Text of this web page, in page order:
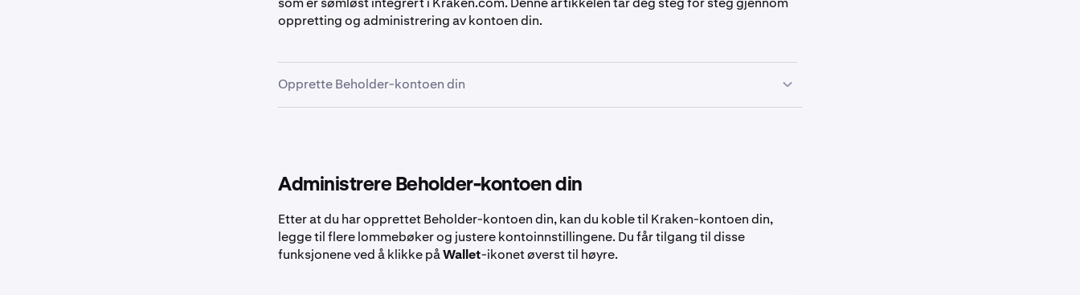
oppretting og administrering av kontoen din.
Opprette Beholder-kontoen din
3
Velg ønsket metode for å opprette en Beholder-konto. Du kan velge mellom e-post,
Passkey, en eksisterende lommebok (som MetaMask eller Phantom), eller
Administrere Beholder-kontoen din
Etter at du har opprettet Beholder-kontoen din, kan du koble til Kraken-kontoen din,
legge til flere lommebøker og justere kontoinnstillingene. Du får tilgang til disse
funksjonene ved å klikke påWallet-ikonet øverst til høyre.